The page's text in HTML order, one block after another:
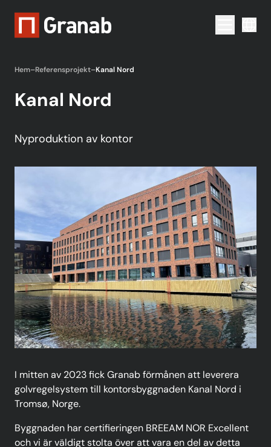
Menu
Hem–Referensprojekt–Kanal Nord
Kanal Nord
Nyproduktion av kontor
I mitten av 2023 fick Granab förmånen att leverera
golvregelsystem till kontorsbyggnaden Kanal Nord i
Tromsø, Norge.
Byggnaden har certifieringen BREEAM NOR Excellent
och vi är väldigt stolta över att vara en del av detta